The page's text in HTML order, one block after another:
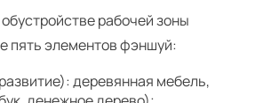
рабочей зоны
пять элементов фэншуй:
деревянная мебель,